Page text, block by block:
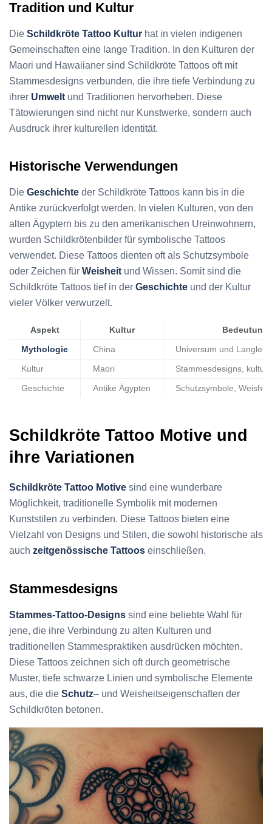
Tradition und Kultur
Die Schildkröte Tattoo Kultur hat in vielen indigenen
Gemeinschaften eine lange Tradition. In den Kulturen der
Maori und Hawaiianer sind Schildkröte Tattoos oft mit
Stammesdesigns verbunden, die ihre tiefe Verbindung zu
ihrer Umwelt und Traditionen hervorheben. Diese
Tätowierungen sind nicht nur Kunstwerke, sondern auch
Ausdruck ihrer kulturellen Identität.
Historische Verwendungen
Die Geschichte der Schildkröte Tattoos kann bis in die
Antike zurückverfolgt werden. In vielen Kulturen, von den
alten Ägyptern bis zu den amerikanischen Ureinwohnern,
wurden Schildkrötenbilder für symbolische Tattoos
verwendet. Diese Tattoos dienten oft als Schutzsymbole
oder Zeichen für Weisheitund Wissen. Somit sind die
Schildkröte Tattoos tief in der Geschichte und der Kultur
vieler Völker verwurzelt.
Aspekt Kultur Bedeutung
Mythologie China Universum und
Kultur Maori Stammesdesigns,
Geschichte Antike Ägypten Schutzsymbole, Weisheit
Schildkröte Tattoo Motive und
ihre Variationen
Schildkröte Tattoo Motive sind eine wunderbare
Möglichkeit, traditionelle Symbolik mit modernen
Kunststilen zu verbinden. Diese Tattoos bieten eine
Vielzahl von Designs und Stilen, die sowohl historische als
auch zeitgenössische Tattoos einschließen.
Stammesdesigns
Stammes-Tattoo-Designs sind eine beliebte Wahl für
jene, die ihre Verbindung zu alten Kulturen und
traditionellen Stammespraktiken ausdrücken möchten.
Diese Tattoos zeichnen sich oft durch geometrische
Muster, tiefe schwarze Linien und symbolische Elemente
aus, die die Schutz– und Weisheitseigenschaften der
Schildkröten betonen.